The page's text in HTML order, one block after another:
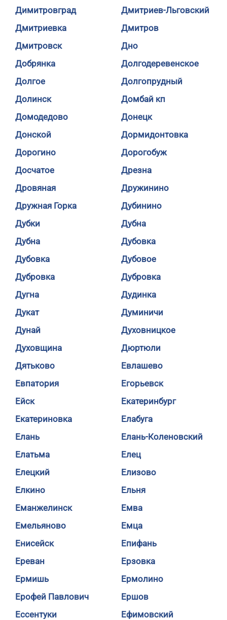
Димитровград
Дмитриев-Льговский
Дмитриевка
Дмитров
Дмитровск
Дно
Добрянка
Долгодеревенское
Долгое
Долгопрудный
Долинск
Домбай кп
Домодедово
Донецк
Донской
Дормидонтовка
Дорогино
Дорогобуж
Досчатое
Дрезна
Дровяная
Дружинино
Дружная Горка
Дубинино
Дубки
Дубна
Дубна
Дубовка
Дубовка
Дубовое
Дубровка
Дубровка
Дугна
Дудинка
Дукат
Думиничи
Дунай
Духовницкое
Духовщина
Дюртюли
Дятьково
Евлашево
Евпатория
Егорьевск
Ейск
Екатеринбург
Екатериновка
Елабуга
Елань
Елань-Коленовский
Елатьма
Елец
Елецкий
Елизово
Елкино
Ельня
Еманжелинск
Емва
Емельяново
Емца
Енисейск
Епифань
Ереван
Ерзовка
Ермишь
Ермолино
Ерофей Павлович
Ершов
Ессентуки
Ефимовский